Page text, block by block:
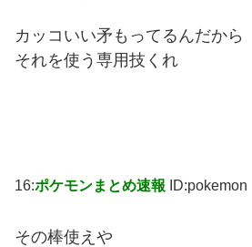
カッコいい矛もってるんだから
それを使う専用技くれ
16:ポケモンまとめ速報 ID:pokemon
その棒使えや